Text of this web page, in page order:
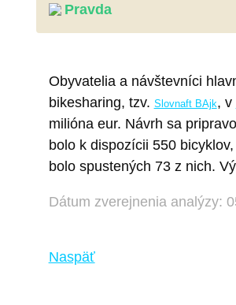
Pravda
Obyvatelia a návštevníci
bikesharing, tzv. Slovnaft BAjk, v
milióna eur. Návrh sa
bolo k dispozícii 550
bolo spustených 73 z nich.
Dátum zverejnenia analýzy:
Naspäť